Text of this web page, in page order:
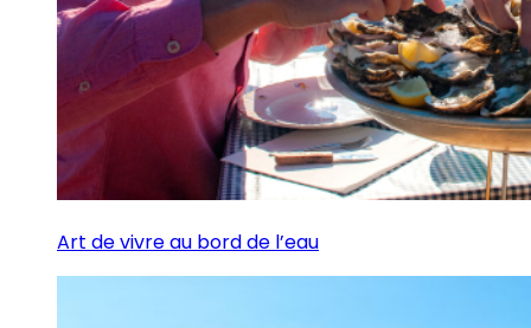
Art de vivre au bord de l’eau